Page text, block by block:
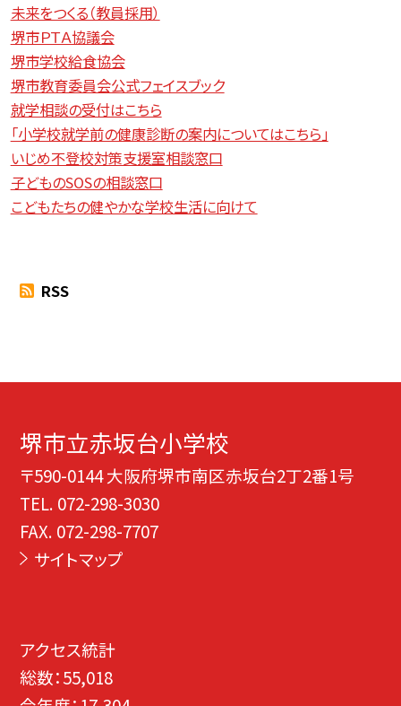
未来をつくる（教員採用）
堺市ＰＴＡ協議会
堺市学校給食協会
堺市教育委員会公式フェイスブック
就学相談の受付はこちら
「小学校就学前の健康診断の案内についてはこちら」
いじめ不登校対策支援室相談窓口
子どものSOSの相談窓口
こどもたちの健やかな学校生活に向けて
RSS
堺市立赤坂台小学校
〒590-0144 大阪府堺市南区赤坂台2丁2番1号
TEL. 072-298-3030
FAX. 072-298-7707
サイトマップ
アクセス統計
総数：55,018